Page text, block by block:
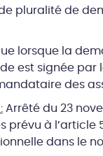
de pluralité de
lorsque la
est signée par
des
Arrêté du 23
prévu à
dans le